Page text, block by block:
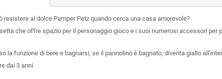
al dolce Pamper Petz quando cerca una casa amorevole?
che offre spazio per il personaggio gioco e i suoi numerosi accessori
la funzione di bere e bagnarsi; se il pannolino è bagnato, diventa giallo
dai 3 anni.